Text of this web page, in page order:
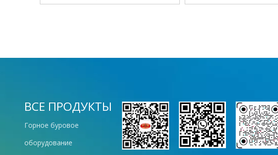
ВСЕ ПРОДУКТЫ
Горное буровое
оборудование